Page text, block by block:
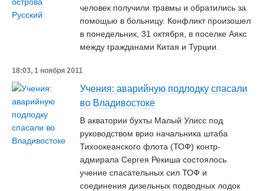
человек получили травмы и обратились за
помощью в больницу. Конфликт произошел
в понедельник, 31 октября, в поселке Аякс
между гражданами Китая и Турции.
18:03, 1 ноября 2011
Учения: аварийную подлодку спасали
во Владивостоке
В акватории бухты Малый Улисс под
руководством врио начальника штаба
Тихоокеанского флота (ТОФ) контр-
адмирала Сергея Рекиша состоялось
учение спасательных сил ТОФ и
соединения дизельных подводных лодок